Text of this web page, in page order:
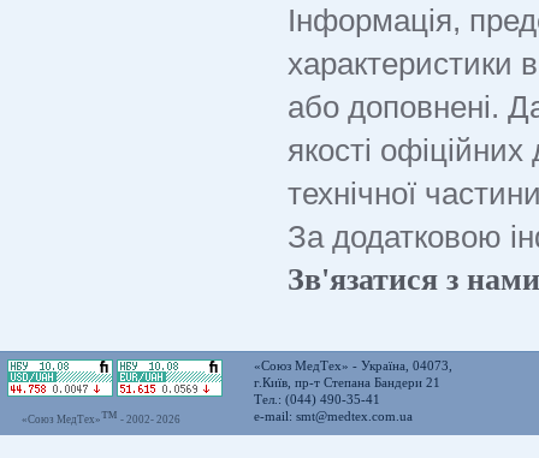
Інформація,
характеристики
або доповнені.
якості
технічної
За додатковою
Зв'язатися з
«Союз МедТех»™ - 2002- 2026
«Союз МедТех» - Україна, 04073,
г.Київ, пр-т Степана Бандери 21
Тел.: (044) 490-35-41
e-mail: smt@medtex.com.ua